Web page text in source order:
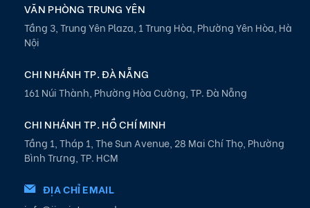
VĂN PHÒNG TRUNG YÊN
Tầng 3, Trung Yên Plaza, 1 Trung Hòa, Phường Yên Hòa, Hà
Nội
CHI NHÁNH TP. ĐÀ NẴNG
161 Núi Thành, Phường Hòa Cường, TP. Đà Nẵng
CHI NHÁNH TP. HỒ CHÍ MINH
Tầng 1, Tháp 1, The Sun Avenue, 28 Mai Chí Thọ, Phường
Bình Trưng, TP. HCM
ĐỊA CHỈ EMAIL